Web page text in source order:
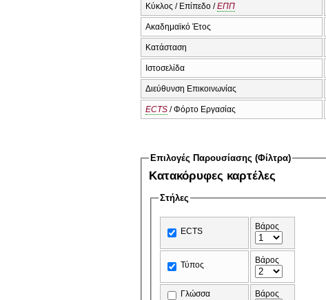
Κύκλος / Επίπεδο /ΕΠΠ
Ακαδημαϊκό Έτος
Κατάσταση
Ιστοσελίδα
Διεύθυνση Επικοινωνίας
ECTS / Φόρτο Εργασίας
Επιλογές Παρουσίασης (Φίλτρα)
Κατακόρυφες καρτέλες
Στήλες
ECTS Βάρος
Τύπος Βάρος
Γλώσσα
Βάρος